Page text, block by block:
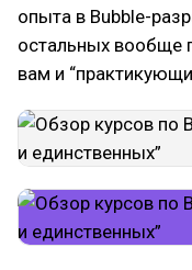
опыта в Bubble-
остальных вообще
вам и